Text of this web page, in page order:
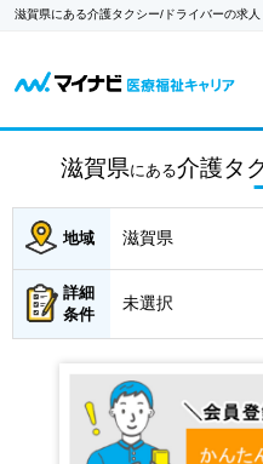
滋賀県にある介護タクシー/ドライバーの求人
滋賀県にある介護タ
地域 滋賀県
詳細
条件
未選択